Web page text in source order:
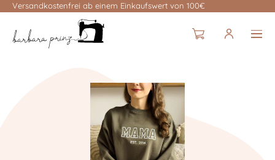
Versandkostenfrei ab einem Einkaufswert von 100€